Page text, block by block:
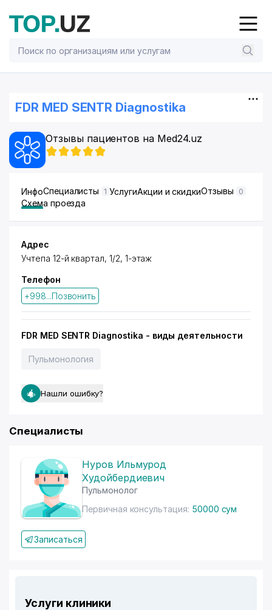
FDR MED SENTR Diagnostika
Отзывы пациентов на Med24.uz
ИнфоСпециалисты 1 УслугиАкции и скидкиОтзывы 0
Схема проезда
Адрес
​Учтепа 12-й квартал, 1/2, ​1-этаж
Телефон
+998...Позвонить
FDR MED SENTR Diagnostika - виды деятельности
Пульмонология
Нашли ошибку?
Специалисты
Нуров Ильмурод
Худойбердиевич
Пульмонолог
Первичная консультация: 50000 сум
Записаться
Услуги клиники